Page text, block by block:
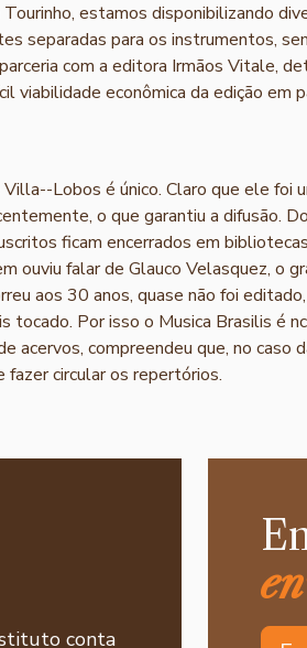
estamos disponibilizando
separadas para os instrumentos,
com a editora Irmãos Vitale,
viabilidade econômica da edição em
­-Lobos é único. Claro que ele foi
o que garantiu a difusão.
ficam encerrados em
ouviu falar de Glauco Velasquez, o
aos 30 anos, quase não foi
Por isso o Musica Brasilis é
acervos, compreendeu que, no caso
circular os repertórios.
conta